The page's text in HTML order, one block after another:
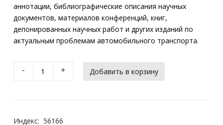
аннотации, библиографические описания научных
документов, материалов конференций, книг,
депонированных научных работ и других изданий по
актуальным проблемам автомобильного транспорта.
- +
Индекс: 56166